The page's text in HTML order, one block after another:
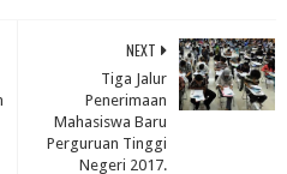
NEXT
Tiga Jalur
Penerimaan
Mahasiswa Baru
Perguruan Tinggi
Negeri 2017.